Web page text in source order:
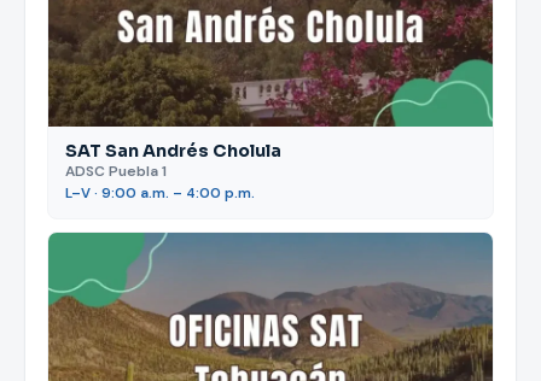
SAT San Andrés Cholula
ADSC Puebla 1
L–V · 9:00 a.m. – 4:00 p.m.